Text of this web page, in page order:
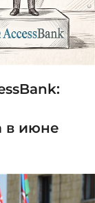
в июне